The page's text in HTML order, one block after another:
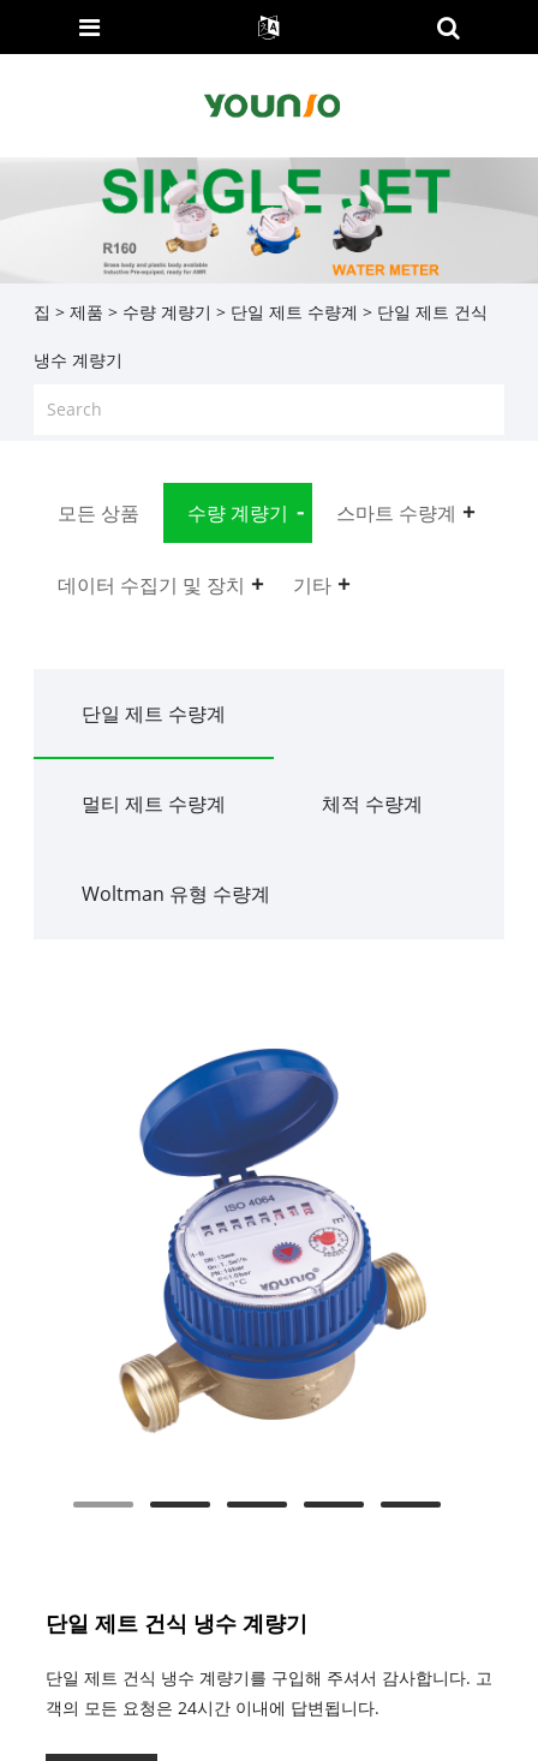
집 > 제품 > 수량 계량기 > 단일 제트 수량계 > 단일 제트 건식
냉수 계량기
모든 상품 수량 계량기 스마트 수량계
데이터 수집기 ​​및 장치 기타
단일 제트 수량계
멀티 제트 수량계 체적 수량계
Woltman 유형 수량계
단일 제트 건식 냉수 계량기
단일 제트 건식 냉수 계량기를 구입해 주셔서 감사합니다. 고
객의 모든 요청은 24시간 이내에 답변됩니다.